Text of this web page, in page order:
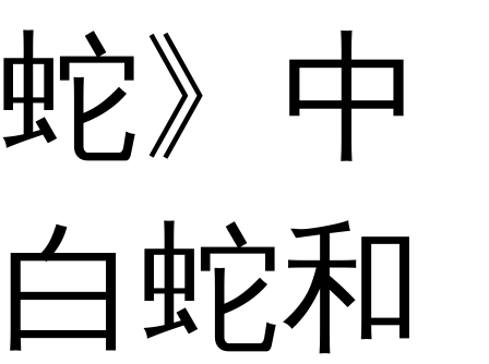
蛇》中
白蛇和